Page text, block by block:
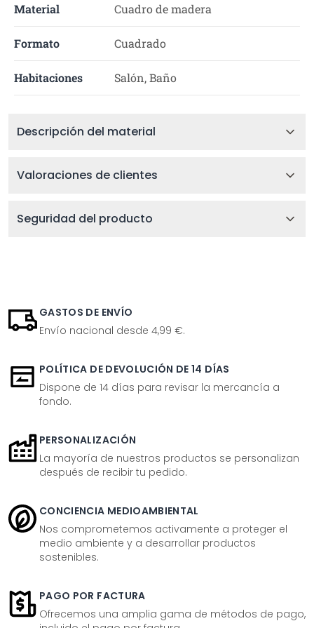
Material Cuadro de madera
Formato Cuadrado
Habitaciones Salón, Baño
Descripción del material
Valoraciones de clientes
Seguridad del producto
GASTOS DE ENVÍO
Envío nacional desde 4,99 €.
POLÍTICA DE DEVOLUCIÓN DE 14 DÍAS
Dispone de 14 días para revisar la mercancía a
fondo.
PERSONALIZACIÓN
La mayoría de nuestros productos se personalizan
después de recibir tu pedido.
CONCIENCIA MEDIOAMBIENTAL
Nos comprometemos activamente a proteger el
medio ambiente y a desarrollar productos
sostenibles.
PAGO POR FACTURA
Ofrecemos una amplia gama de métodos de pago,